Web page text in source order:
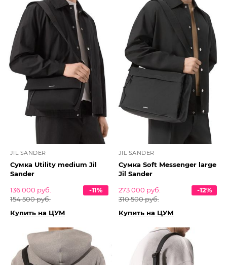
JIL SANDER
Сумка Utility medium Jil
Sander
136 000 руб.
154 500 руб.
-11%
Купить на ЦУМ
JIL SANDER
Сумка Soft Messenger large
Jil Sander
273 000 руб.
310 500 руб.
-12%
Купить на ЦУМ